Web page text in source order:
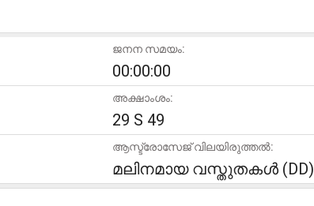
ജനന സമയം:
00:00:00
അക്ഷാംശം:
29 S 49
ആസ്ട്രോസേജ് വിലയിരുത്തൽ:
മലിനമായ വസ്തുതകൾ (DD)